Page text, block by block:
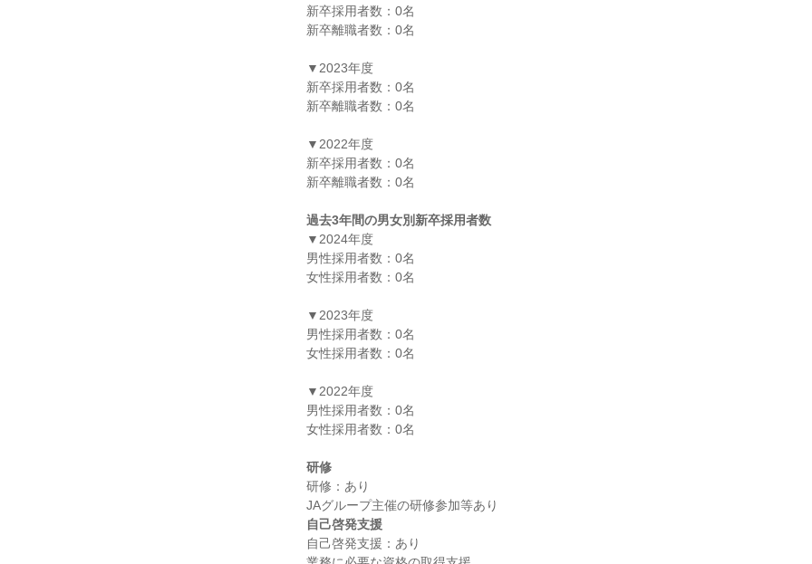
新卒採用者数：0名
新卒離職者数：0名
▼2023年度
新卒採用者数：0名
新卒離職者数：0名
▼2022年度
新卒採用者数：0名
新卒離職者数：0名
過去3年間の男女別新卒採用者数
▼2024年度
男性採用者数：0名
女性採用者数：0名
▼2023年度
男性採用者数：0名
女性採用者数：0名
▼2022年度
男性採用者数：0名
女性採用者数：0名
研修
研修：あり
自己啓発支援
自己啓発支援：あり